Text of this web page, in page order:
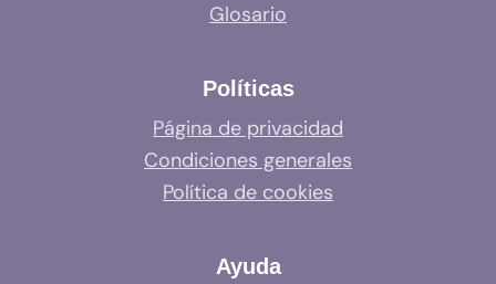
Glosario
Políticas
Página de privacidad
Condiciones generales
Política de cookies
Ayuda